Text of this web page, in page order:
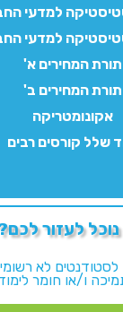
למדעי
למדעי
תורת המחירים א'
תורת המחירים ב'
אקונומטריקה
שלל קורסים רבים
נוכל לעזור
לסטודנטים לא
ו/או חומר